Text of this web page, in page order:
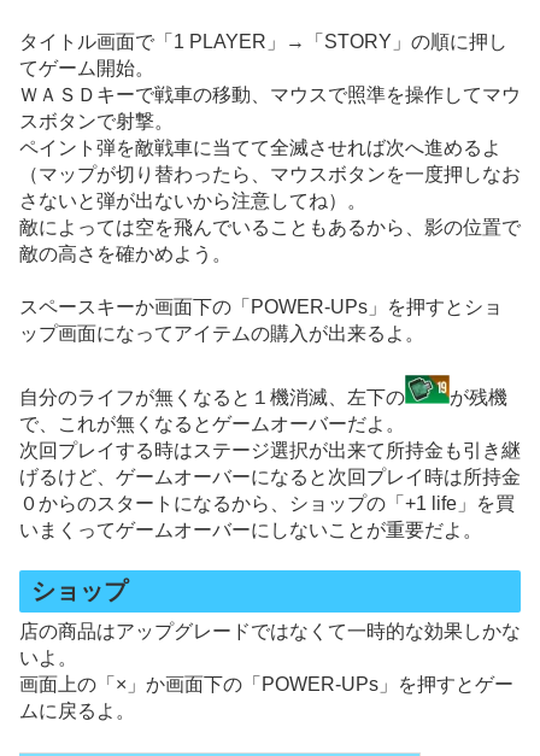
タイトル画面で「1 PLAYER」→「STORY」の順に押し
てゲーム開始。
ＷＡＳＤキーで戦車の移動、マウスで照準を操作してマウ
スボタンで射撃。
ペイント弾を敵戦車に当てて全滅させれば次へ進めるよ
（マップが切り替わったら、マウスボタンを一度押しなお
さないと弾が出ないから注意してね）。
敵によっては空を飛んでいることもあるから、影の位置で
敵の高さを確かめよう。
スペースキーか画面下の「POWER-UPs」を押すとショ
ップ画面になってアイテムの購入が出来るよ。
自分のライフが無くなると１機消滅、左下の
が残機
で、これが無くなるとゲームオーバーだよ。
次回プレイする時はステージ選択が出来て所持金も引き継
げるけど、ゲームオーバーになると次回プレイ時は所持金
０からのスタートになるから、ショップの「+1 life」を買
いまくってゲームオーバーにしないことが重要だよ。
ショップ
店の商品はアップグレードではなくて一時的な効果しかな
いよ。
画面上の「×」か画面下の「POWER-UPs」を押すとゲー
ムに戻るよ。